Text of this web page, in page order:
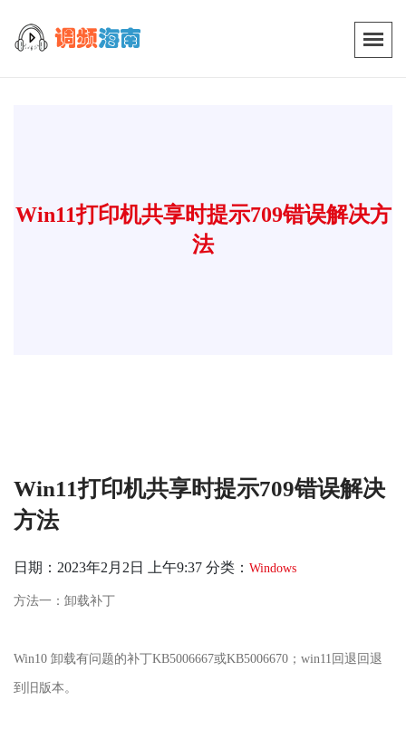
Win11打印机共享时提示709错误解决方
法
Win11打印机共享时提示709错误解决
方法
日期：2023年2月2日 上午9:37 分类： Windows
方法一：卸载补丁
Win10 卸载有问题的补丁KB5006667或KB5006670；win11回退回退
到旧版本。